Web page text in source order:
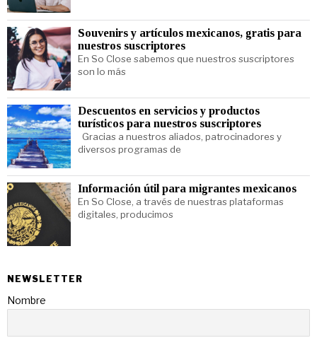
Souvenirs y artículos mexicanos, gratis para
nuestros suscriptores
En So Close sabemos que nuestros suscriptores
son lo más
Descuentos en servicios y productos
turísticos para nuestros suscriptores
Gracias a nuestros aliados, patrocinadores y
diversos programas de
Información útil para migrantes mexicanos
En So Close, a través de nuestras plataformas
digitales, producimos
NEWSLETTER
Nombre